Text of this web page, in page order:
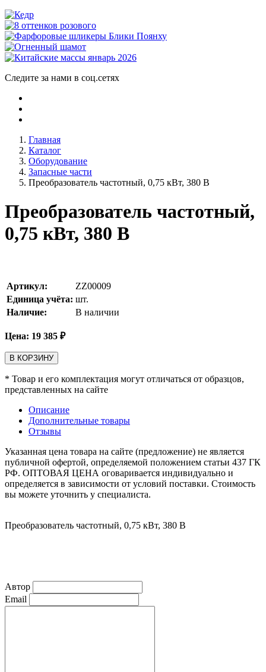
Следите за нами в соц.сетях
Главная
Каталог
Оборудование
Запасные части
Преобразователь частотный, 0,75 кВт, 380 В
Преобразователь частотный,
0,75 кВт, 380 В
Артикул:
ZZ00009
Единица учёта: шт.
Наличие:
В наличии
Цена: 19 385 ₽
В КОРЗИНУ
* Товар и его комплектация могут отличаться от образцов,
представленных на сайте
Описание
Дополнительные товары
Отзывы
Указанная цена товара на сайте (предложение) не является
публичной офертой, определяемой положением статьи 437 ГК
РФ. ОПТОВАЯ ЦЕНА оговаривается индивидуально и
определяется в зависимости от условий поставки. Стоимость
вы можете уточнить у специалиста.
Преобразователь частотный, 0,75 кВт, 380 В
Автор
Email